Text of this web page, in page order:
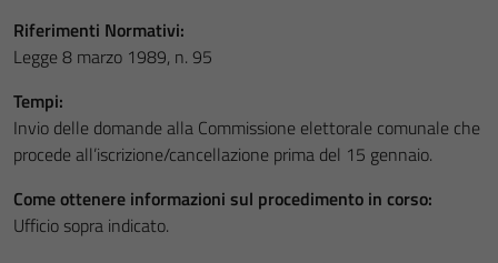
Riferimenti Normativi:
Legge 8 marzo 1989, n. 95
Tempi:
Invio delle domande alla Commissione elettorale comunale che
procede all’iscrizione/cancellazione prima del 15 gennaio.
Come ottenere informazioni sul procedimento in corso:
Ufficio sopra indicato.